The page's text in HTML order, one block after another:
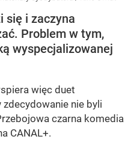
się i zaczyna
Problem w tym,
wyspecjalizowanej
więc duet
nie byli
czarna komedia
CANAL+.